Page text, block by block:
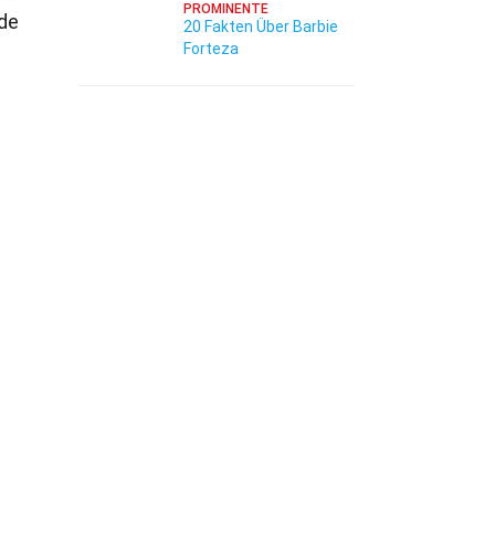
PROMINENTE
20 Fakten Über Barbie
Forteza